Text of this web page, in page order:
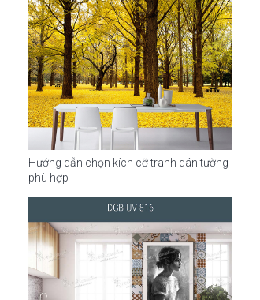
Hướng dẫn chọn kích cỡ tranh dán tường
phù hợp